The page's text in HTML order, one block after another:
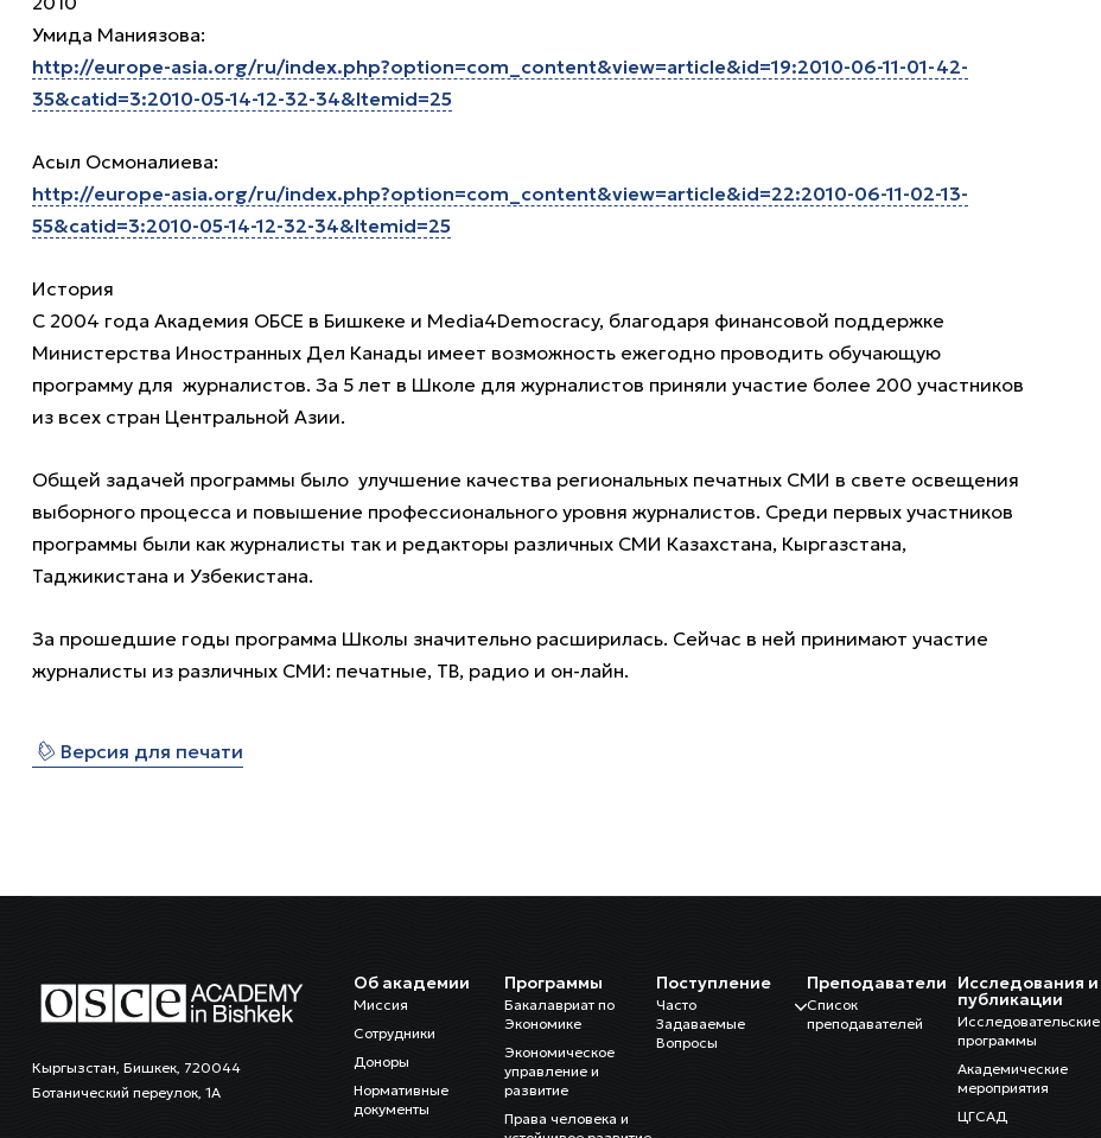
Умида Маниязова:
http://europe-asia.org/ru/index.php?option=com_content&view=article&id=19:2010-06-11-01-42-
35&catid=3:2010-05-14-12-32-34&Itemid=25
Асыл Осмоналиева:
http://europe-asia.org/ru/index.php?option=com_content&view=article&id=22:2010-06-11-02-13-
55&catid=3:2010-05-14-12-32-34&Itemid=25
История
С 2004 года Академия ОБСЕ в Бишкеке и Media4Democracy, благодаря финансовой поддержке
Министерства Иностранных Дел Канады имеет возможность ежегодно проводить обучающую
программу для журналистов. За 5 лет в Школе для журналистов приняли участие более 200 участников
из всех стран Центральной Азии.
Общей задачей программы было улучшение качества региональных печатных СМИ в свете освещения
выборного процесса и повышение профессионального уровня журналистов. Среди первых участников
программы были как журналисты так и редакторы различных СМИ Казахстана, Кыргазстана,
Таджикистана и Узбекистана.
За прошедшие годы программа Школы значительно расширилась. Сейчас в ней принимают участие
журналисты из различных СМИ: печатные, ТВ, радио и он-лайн.
⎙ Версия для печати
Кыргызстан, Бишкек, 720044
Ботанический переулок, 1А
Об академии
Миссия
Сотрудники
Доноры
Нормативные
документы
Программы
Бакалавриат по
Экономике
Экономическое
управление и
развитие
Права человека и
Поступление
Часто
Задаваемые
Вопросы
Преподаватели
Список
преподавателей
Исследования и
публикации
Исследовательские
программы
Академические
мероприятия
ЦГСАД